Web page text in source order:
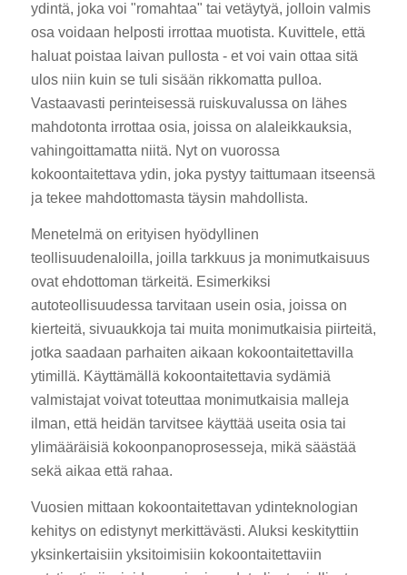
ydintä, joka voi "romahtaa" tai vetäytyä, jolloin valmis
osa voidaan helposti irrottaa muotista. Kuvittele, että
haluat poistaa laivan pullosta - et voi vain ottaa sitä
ulos niin kuin se tuli sisään rikkomatta pulloa.
Vastaavasti perinteisessä ruiskuvalussa on lähes
mahdotonta irrottaa osia, joissa on alaleikkauksia,
vahingoittamatta niitä. Nyt on vuorossa
kokoontaitettava ydin, joka pystyy taittumaan itseensä
ja tekee mahdottomasta täysin mahdollista.
Menetelmä on erityisen hyödyllinen
teollisuudenaloilla, joilla tarkkuus ja monimutkaisuus
ovat ehdottoman tärkeitä. Esimerkiksi
autoteollisuudessa tarvitaan usein osia, joissa on
kierteitä, sivuaukkoja tai muita monimutkaisia piirteitä,
jotka saadaan parhaiten aikaan kokoontaitettavilla
ytimillä. Käyttämällä kokoontaitettavia sydämiä
valmistajat voivat toteuttaa monimutkaisia malleja
ilman, että heidän tarvitsee käyttää useita osia tai
ylimääräisiä kokoonpanoprosesseja, mikä säästää
sekä aikaa että rahaa.
Vuosien mittaan kokoontaitettavan ydinteknologian
kehitys on edistynyt merkittävästi. Aluksi keskityttiin
yksinkertaisiin yksitoimisiin kokoontaitettaviin